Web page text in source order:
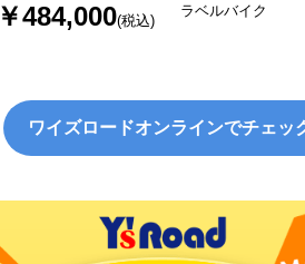
￥484,000(税込)
ラベルバイク
ワイズロードオンラインでチェッ